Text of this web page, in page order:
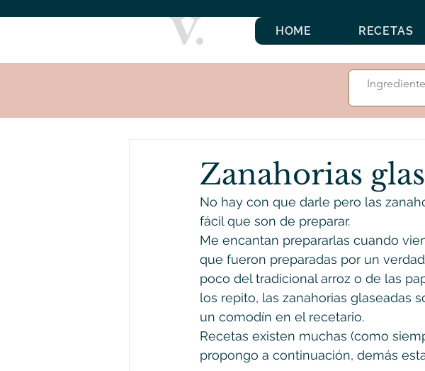
HOME RECETAS
Zanahorias
No hay con que darle pero las
fácil que son de preparar.
Me encantan prepararlas cuando
que fueron preparadas por un
poco del tradicional arroz o de las
los repito, las zanahorias glaseadas
un comodín en el recetario.
Recetas existen muchas (como
propongo a continuación, demás